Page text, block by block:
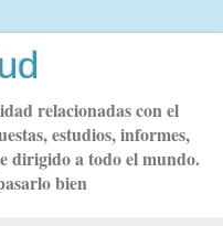
relacionadas con el
estudios, informes,
dirigido a todo el mundo.
bien